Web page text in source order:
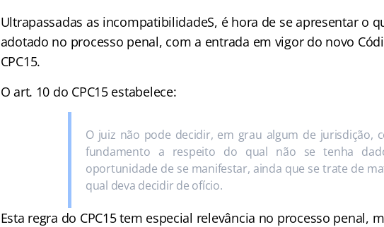
Ultrapassadas as incompatibilidadeS, é hora de se apresentar o
adotado no processo penal, com a entrada em vigor do novo
CPC15.
O art. 10 do CPC15 estabelece:
O juiz não pode decidir, em grau algum de jurisdição,
fundamento a respeito do qual não se tenha
oportunidade de se manifestar, ainda que se trate de
qual deva decidir de ofício.
Esta regra do CPC15 tem especial relevância no processo penal,